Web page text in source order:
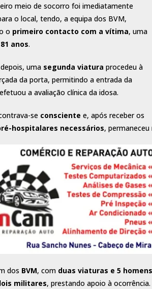
meio de socorro foi imediatamente
o local, tendo, a equipa dos BVM,
o primeiro contacto com a vítima, uma
81 anos.
uma segunda viatura procedeu à
da porta, permitindo a entrada da
a avaliação clínica da idosa.
se consciente e, após receber os
hospitalares necessários,
dos BVM, com duas viaturas e 5 homens
militares, prestando apoio à ocorrência.